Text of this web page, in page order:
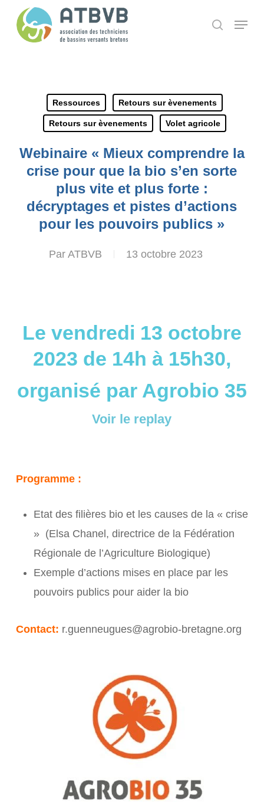
search
Menu
Ressources Retours sur èvenements
Retours sur èvenements Volet agricole
Webinaire « Mieux comprendre la
crise pour que la bio s’en sorte
plus vite et plus forte :
décryptages et pistes d’actions
pour les pouvoirs publics »
Par ATBVB 13 octobre 2023
Le vendredi 13 octobre
2023 de 14h à 15h30,
organisé par Agrobio 35
Voir le replay
Programme :
Etat des filières bio et les causes de la « crise
» (Elsa Chanel, directrice de la Fédération
Régionale de l’Agriculture Biologique)
Exemple d’actions mises en place par les
pouvoirs publics pour aider la bio
Contact: r.guenneugues@agrobio-bretagne.org
Panneau de gestion des cookies